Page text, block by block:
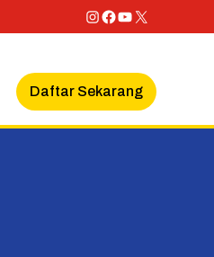
Instagram
Facebook
YouTube
X
Daftar Sekarang